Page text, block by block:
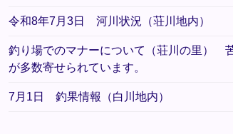
令和8年7月3日 河川状況（荘川地内）
釣り場でのマナーについて（荘川の里）
が多数寄せられています。
7月1日 釣果情報（白川地内）